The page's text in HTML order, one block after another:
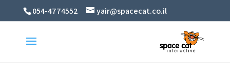
054-4774552 yair@spacecat.co.il